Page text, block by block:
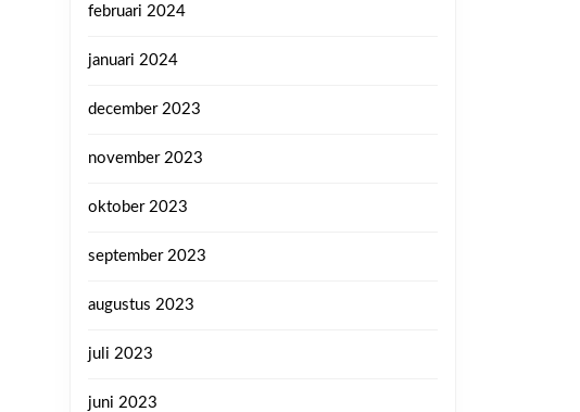
februari 2024
januari 2024
december 2023
november 2023
oktober 2023
september 2023
augustus 2023
juli 2023
juni 2023